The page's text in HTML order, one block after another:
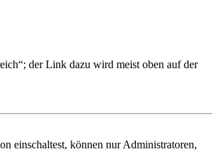
der Link dazu wird meist oben auf der
einschaltest, können nur Administratoren,